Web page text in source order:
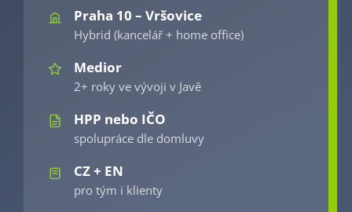
Praha 10 – Vršovice
Hybrid (kancelář + home office)
Medior
2+ roky ve vývoji v Javě
HPP nebo IČO
spolupráce dle domluvy
CZ + EN
pro tým i klienty